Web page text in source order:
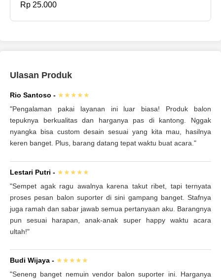
Rp 25.000
Ulasan Produk
Rio Santoso - ★★★★★
"Pengalaman pakai layanan ini luar biasa! Produk balon
tepuknya berkualitas dan harganya pas di kantong. Nggak
nyangka bisa custom desain sesuai yang kita mau, hasilnya
keren banget. Plus, barang datang tepat waktu buat acara."
Lestari Putri - ★★★★★
"Sempet agak ragu awalnya karena takut ribet, tapi ternyata
proses pesan balon suporter di sini gampang banget. Stafnya
juga ramah dan sabar jawab semua pertanyaan aku. Barangnya
pun sesuai harapan, anak-anak super happy waktu acara
ultah!"
Budi Wijaya - ★★★★★
"Seneng banget nemuin vendor balon suporter ini. Harganya